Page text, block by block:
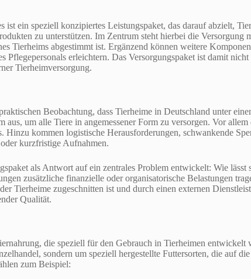
ist ein speziell konzipiertes Leistungspaket, das darauf abzielt,
zu unterstützen. Im Zentrum steht hierbei die Versorgung
Tierheims abgestimmt ist. Ergänzend können weitere
Pflegepersonals erleichtern. Das Versorgungspaket ist damit
Tierheimversorgung.
Beobachtung, dass Tierheime in Deutschland unter
um alle Tiere in angemessener Form zu versorgen. Vor
Hinzu kommen logistische Herausforderungen, schwankende
kurzfristige Aufnahmen.
als Antwort auf ein zentrales Problem entwickelt: Wie
zusätzliche finanzielle oder organisatorische Belastungen
Tierheime zugeschnitten ist und durch einen externen
Qualität.
die speziell für den Gebrauch in Tierheimen entwickelt
sondern um speziell hergestellte Futtersorten, die auf
zum Beispiel: